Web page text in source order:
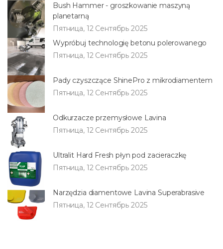
Bush Hammer - groszkowanie maszyną
planetarną
Пятница, 12 Сентябрь 2025
Wypróbuj technologię betonu polerowanego
Пятница, 12 Сентябрь 2025
Pady czyszczące ShinePro z mikrodiamentem
Пятница, 12 Сентябрь 2025
Odkurzacze przemysłowe Lavina
Пятница, 12 Сентябрь 2025
Ultralit Hard Fresh płyn pod zacieraczkę
Пятница, 12 Сентябрь 2025
Narzędzia diamentowe Lavina Superabrasive
Пятница, 12 Сентябрь 2025